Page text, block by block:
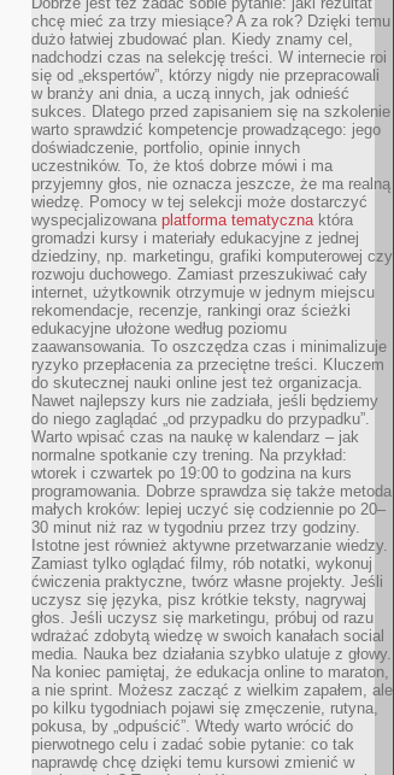
chcę mieć za trzy miesiące? A za rok? Dzięki temu
dużo łatwiej zbudować plan. Kiedy znamy cel,
nadchodzi czas na selekcję treści. W internecie roi
się od „ekspertów”, którzy nigdy nie przepracowali
w branży ani dnia, a uczą innych, jak odnieść
sukces. Dlatego przed zapisaniem się na szkolenie
warto sprawdzić kompetencje prowadzącego: jego
doświadczenie, portfolio, opinie innych
uczestników. To, że ktoś dobrze mówi i ma
przyjemny głos, nie oznacza jeszcze, że ma realną
wiedzę. Pomocy w tej selekcji może dostarczyć
wyspecjalizowana platforma tematycznaktóra
gromadzi kursy i materiały edukacyjne z jednej
dziedziny, np. marketingu, grafiki komputerowej czy
rozwoju duchowego. Zamiast przeszukiwać cały
internet, użytkownik otrzymuje w jednym miejscu
rekomendacje, recenzje, rankingi oraz ścieżki
edukacyjne ułożone według poziomu
zaawansowania. To oszczędza czas i minimalizuje
ryzyko przepłacenia za przeciętne treści. Kluczem
do skutecznej nauki online jest też organizacja.
Nawet najlepszy kurs nie zadziała, jeśli będziemy
do niego zaglądać „od przypadku do przypadku”.
Warto wpisać czas na naukę w kalendarz – jak
normalne spotkanie czy trening. Na przykład:
wtorek i czwartek po 19:00 to godzina na kurs
programowania. Dobrze sprawdza się także metoda
małych kroków: lepiej uczyć się codziennie po 20–
30 minut niż raz w tygodniu przez trzy godziny.
Istotne jest również aktywne przetwarzanie wiedzy.
Zamiast tylko oglądać filmy, rób notatki, wykonuj
ćwiczenia praktyczne, twórz własne projekty. Jeśli
uczysz się języka, pisz krótkie teksty, nagrywaj
głos. Jeśli uczysz się marketingu, próbuj od razu
wdrażać zdobytą wiedzę w swoich kanałach social
media. Nauka bez działania szybko ulatuje z głowy.
Na koniec pamiętaj, że edukacja online to maraton,
a nie sprint. Możesz zacząć z wielkim zapałem, ale
po kilku tygodniach pojawi się zmęczenie, rutyna,
pokusa, by „odpuścić”. Wtedy warto wrócić do
pierwotnego celu i zadać sobie pytanie: co tak
naprawdę chcę dzięki temu kursowi zmienić w